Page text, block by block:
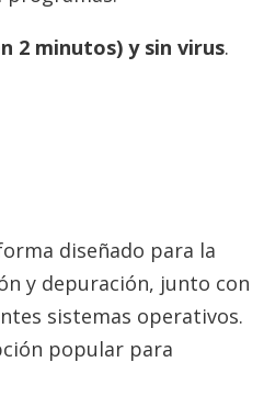
2 minutos) y sin virus.
diseñado para la
y depuración, junto con
sistemas operativos.
popular para